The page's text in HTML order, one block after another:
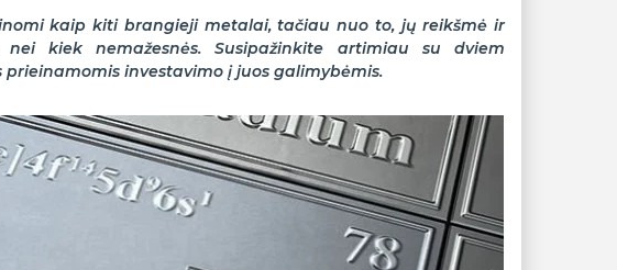
kaip kiti brangieji metalai, tačiau nuo to, jų reikšmė ir
kiek nemažesnės. Susipažinkite artimiau su dviem
prieinamomis investavimo į juos galimybėmis.